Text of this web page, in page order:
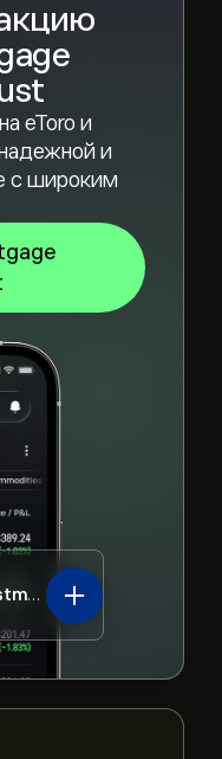
eToro и
и
с широким
PennyMac Mortgage Investment Trust